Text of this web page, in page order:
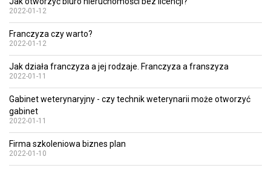
2022-01-12
Franczyza czy warto?
2022-01-12
Jak działa franczyza a jej rodzaje. Franczyza a franszyza
2022-01-11
Gabinet weterynaryjny - czy technik weterynarii może otworzyć
gabinet
2022-01-11
Firma szkoleniowa biznes plan
2022-01-10